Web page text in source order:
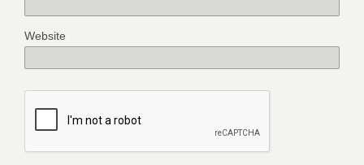
Website